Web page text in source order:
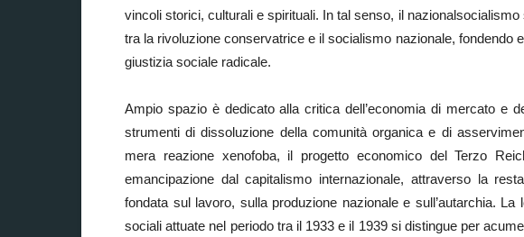
vincoli storici, culturali e spirituali. In tal senso, il
tra la rivoluzione conservatrice e il socialismo nazionale, fondendo
giustizia sociale radicale.
Ampio spazio è dedicato alla critica dell’economia di mercato e
strumenti di dissoluzione della comunità organica e di
mera reazione xenofoba, il progetto economico del Terzo
emancipazione dal capitalismo internazionale, attraverso la
fondata sul lavoro, sulla produzione nazionale e sull’autarchia.
sociali attuate nel periodo tra il 1933 e il 1939 si distingue per